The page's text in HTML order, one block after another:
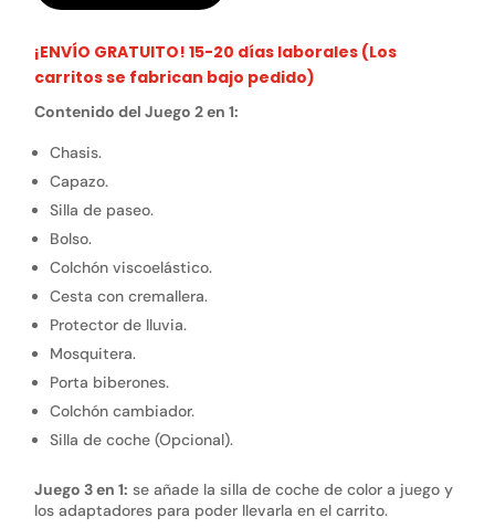
¡ENVÍO GRATUITO! 15-20 días laborales (Los
carritos se fabrican bajo pedido)
Contenido del Juego 2 en 1:
Chasis.
Capazo.
Silla de paseo.
Bolso.
Colchón viscoelástico.
Cesta con cremallera.
Protector de lluvia.
Mosquitera.
Porta biberones.
Colchón cambiador.
Silla de coche (Opcional).
Juego 3 en 1: se añade la silla de coche de color a juego y
los adaptadores para poder llevarla en el carrito.